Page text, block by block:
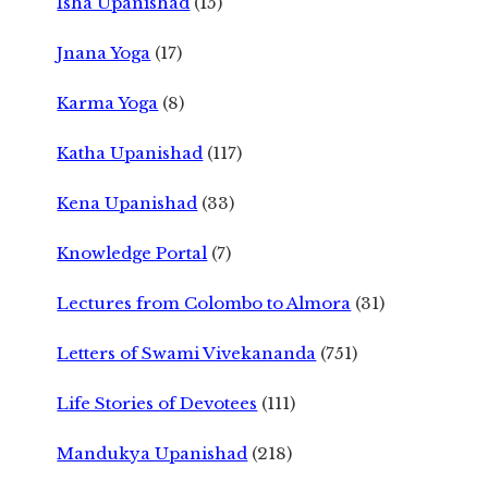
Jnana Yoga (17)
Karma Yoga (8)
Katha Upanishad (117)
Kena Upanishad (33)
Knowledge Portal (7)
Lectures from Colombo to Almora (31)
Letters of Swami Vivekananda (751)
Life Stories of Devotees (111)
Mandukya Upanishad (218)